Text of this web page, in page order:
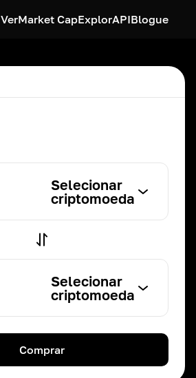
VerMarket CapExplorAPIBlogue
Selecionar
criptomoeda
Selecionar
criptomoeda
Comprar